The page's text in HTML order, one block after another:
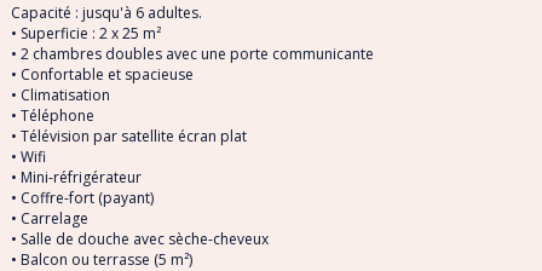
Capacité : jusqu'à 6 adultes.
• Superficie : 2 x 25 m²
• 2 chambres doubles avec une porte communicante
• Confortable et spacieuse
• Climatisation
• Téléphone
• Télévision par satellite écran plat
• Wifi
• Mini-réfrigérateur
• Coffre-fort (payant)
• Carrelage
• Salle de douche avec sèche-cheveux
• Balcon ou terrasse (5 m²)